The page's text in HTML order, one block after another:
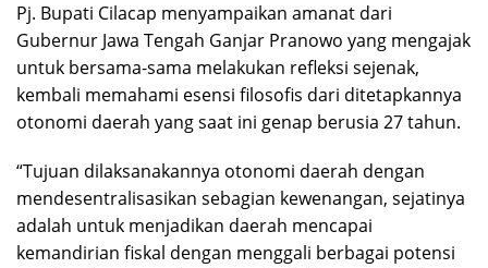
Pj. Bupati Cilacap menyampaikan amanat dari
Gubernur Jawa Tengah Ganjar Pranowo yang mengajak
untuk bersama-sama melakukan refleksi sejenak,
kembali memahami esensi filosofis dari ditetapkannya
otonomi daerah yang saat ini genap berusia 27 tahun.
“Tujuan dilaksanakannya otonomi daerah dengan
mendesentralisasikan sebagian kewenangan, sejatinya
adalah untuk menjadikan daerah mencapai
kemandirian fiskal dengan menggali berbagai potensi